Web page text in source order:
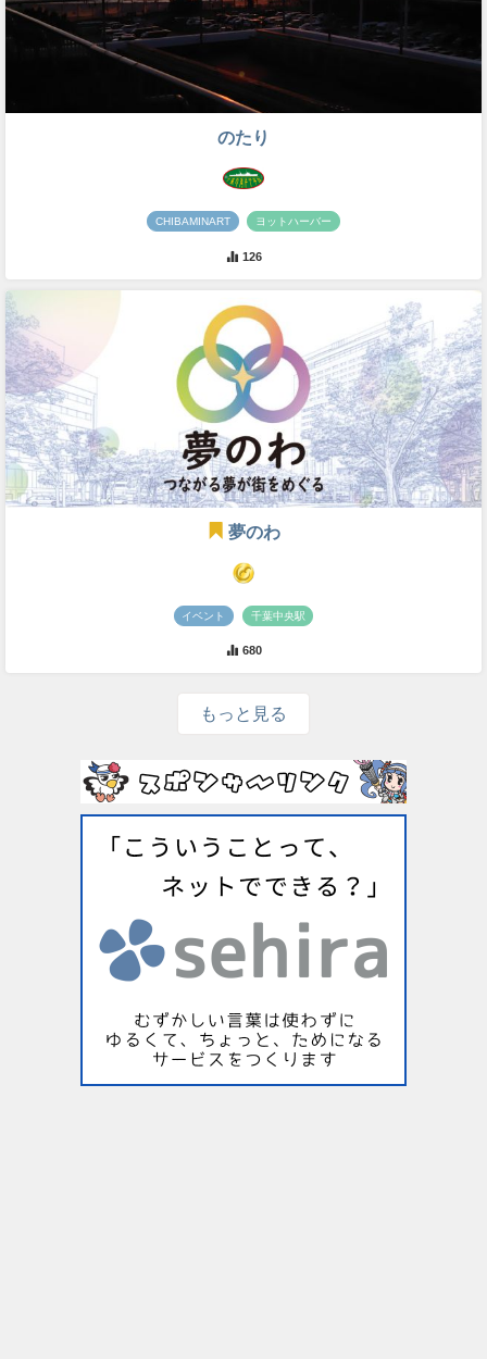
のたり
CHIBAMINART ヨットハーバー
126
夢のわ
イベント 千葉中央駅
680
もっと見る